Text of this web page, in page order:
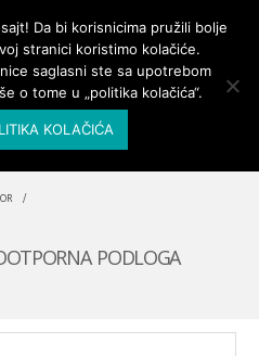
PRIJAVA/MOJ NALOG
podloga
Da bi korisnicima pružili bolje
stranici koristimo kolačiće.
saglasni ste sa upotrebom
o tome u „politika kolačića“.
KOLAČIĆA